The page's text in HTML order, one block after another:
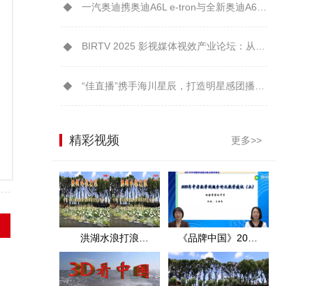
一汽奥迪携奥迪A6L e-tron与全新奥迪A6L鼎力支持2026大连夏季达沃斯
BIRTV 2025 影视媒体视效产业论坛：从技术到美学EOS C80受到芒果TV制作团队认可
“佳直播”携手海川星辰，打造明星感团播新体验！
精彩视频 更多>>
洪湖水浪打浪
·3D·MTV·王玉珍·洪
湖实景
《品牌中国》2021
年中考数学试题分
析（上）